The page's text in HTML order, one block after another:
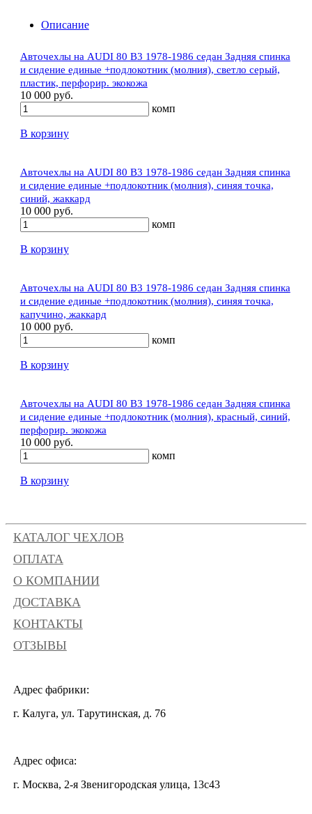
Описание
Авточехлы на AUDI 80 В3 1978-1986 седан Задняя спинка
и сидение единые +подлокотник (молния), светло серый,
пластик, перфорир. экокожа
10 000 руб.
комп
В корзину
Авточехлы на AUDI 80 В3 1978-1986 седан Задняя спинка
и сидение единые +подлокотник (молния), синяя точка,
синий, жаккард
10 000 руб.
комп
В корзину
Авточехлы на AUDI 80 В3 1978-1986 седан Задняя спинка
и сидение единые +подлокотник (молния), синяя точка,
капучино, жаккард
10 000 руб.
комп
В корзину
Авточехлы на AUDI 80 В3 1978-1986 седан Задняя спинка
и сидение единые +подлокотник (молния), красный, синий,
перфорир. экокожа
10 000 руб.
комп
В корзину
КАТАЛОГ ЧЕХЛОВ
ОПЛАТА
О КОМПАНИИ
ДОСТАВКА
КОНТАКТЫ
ОТЗЫВЫ
Адрес фабрики:
г. Калуга, ул. Тарутинская, д. 76
Адрес офиса:
г. Москва, 2-я Звенигородская улица, 13с43